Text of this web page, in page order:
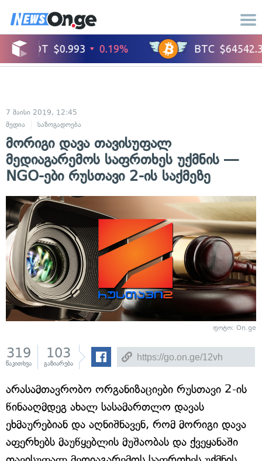
7 მაისი 2019, 12:45
მედია
საზოგადოება
მორიგი დავა თავისუფალ
მედიაგარემოს საფრთხეს უქმნის —
NGO-ები რუსთავი 2-ის საქმეზე
ფოტო: On.ge
319
წაკითხვა
103
გაზიარება
არასამთავრობო ორგანიზაციები რუსთავი 2-ის
წინააღმდეგ ახალ სასამართლო დავას
ეხმაურებიან და აღნიშნავენ, რომ მორიგი დავა
აფერხებს მაუწყებლის მუშაობას და ქვეყანაში